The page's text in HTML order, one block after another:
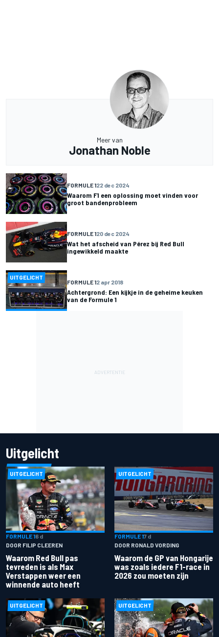
Meer van
Jonathan Noble
FORMULE 122 dec 2024
Waarom F1 een oplossing moet vinden voor
groot bandenprobleem
FORMULE 120 dec 2024
Wat het afscheid van Pérez bij Red Bull
ingewikkeld maakte
UITGELICHT
FORMULE 12 apr 2018
Achtergrond: Een kijkje in de geheime keuken
van de Formule 1
Uitgelicht
UITGELICHT
FORMULE 16 d
DOOR FILIP CLEEREN
Waarom Red Bull pas
tevreden is als Max
Verstappen weer een
winnende auto heeft
UITGELICHT
FORMULE 17 d
DOOR RONALD VORDING
Waarom de GP van Hongarije
was zoals iedere F1-race in
2026 zou moeten zijn
UITGELICHT UITGELICHT